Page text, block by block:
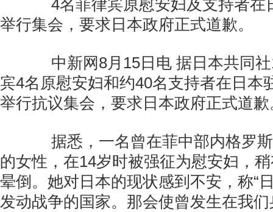
4名菲律宾原慰安妇及支持者在
举行集会，要求日本政府正式道歉。
中新网8月15日电 据日本共同社
宾4名原慰安妇和约40名支持者在日本
举行抗议集会，要求日本政府正式道歉
据悉，一名曾在菲中部内格罗斯
的女性，在14岁时被强征为慰安妇，
晕倒。她对日本的现状感到不安，称“
发动战争的国家。那会使曾发生在我